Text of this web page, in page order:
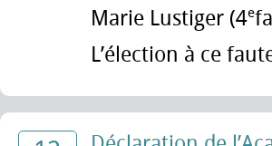
Marie Lustiger (4e
L’élection à ce